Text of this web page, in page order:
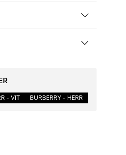
- VIT BURBERRY - HERR